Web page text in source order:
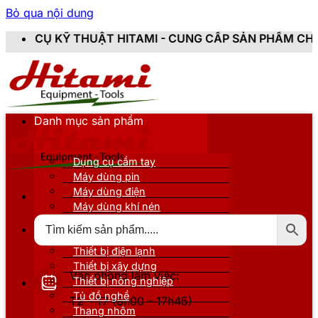
Bỏ qua nội dung
HITAMI - CUNG CẤP SẢN PHẨM CHÍNH HÃNG, MỚI
Văn phòng làm việc:
T2 - T7 (8h00 - 17h45)
Danh mục sản phẩm
Dụng cụ cầm tay
Máy dùng pin
Máy dùng điện
Máy dùng khí nén
Thiết bị nâng đỡ
Thiết bị điện lạnh
Thiết bị xây dựng
Thiết bị nông nghiệp
Tủ đồ nghề
Thang nhôm